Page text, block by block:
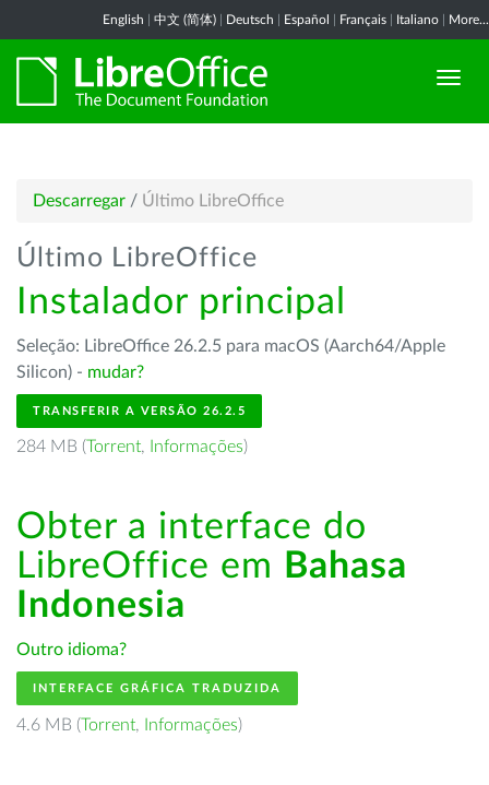
English 中文 (简体) Deutsch Español Français Italiano More...
Descarregar / Último LibreOffice
Último LibreOffice
Instalador principal
Seleção: LibreOffice 26.2.5 para macOS (Aarch64/Apple
Silicon) - mudar?
TRANSFERIR A VERSÃO 26.2.5
284 MB (Torrent, Informações)
Obter a interface do
LibreOffice em Bahasa
Indonesia
Outro idioma?
INTERFACE GRÁFICA TRADUZIDA
4.6 MB (Torrent, Informações)